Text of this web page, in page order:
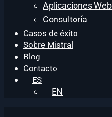
Aplicaciones Web
Consultoría
Casos de éxito
Sobre Mistral
Blog
Contacto
ES
EN